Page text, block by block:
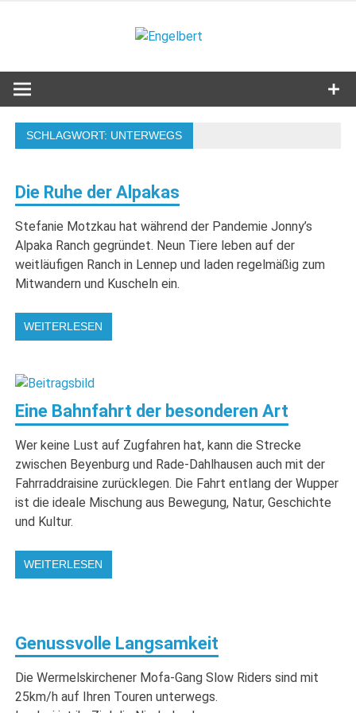
SCHLAGWORT: UNTERWEGS
Die Ruhe der Alpakas
Stefanie Motzkau hat während der Pandemie Jonny’s
Alpaka Ranch gegründet. Neun Tiere leben auf der
weitläufigen Ranch in Lennep und laden regelmäßig zum
Mitwandern und Kuscheln ein.
WEITERLESEN
Eine Bahnfahrt der besonderen Art
Wer keine Lust auf Zugfahren hat, kann die Strecke
zwischen Beyenburg und Rade-Dahlhausen auch mit der
Fahrraddraisine zurücklegen. Die Fahrt entlang der Wupper
ist die ideale Mischung aus Bewegung, Natur, Geschichte
und Kultur.
WEITERLESEN
Genussvolle Langsamkeit
Die Wermelskirchener Mofa-Gang Slow Riders sind mit
25km/h auf Ihren Touren unterwegs.